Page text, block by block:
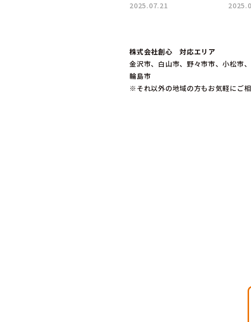
2025.07.21
株式会社創心 対応エリア
金沢市、白山市、野々市市、小松市
輪島市
※それ以外の地域の方もお気軽にご相